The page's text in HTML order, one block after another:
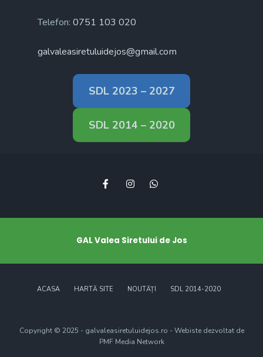
Telefon: 0751 103 020
galvaleasiretuluidejos@gmail.com
SDL 2023 – 2027
SDL 2014 – 2020
GAL Valea Siretului de Jos
ACASA HARTĂ SITE NOUTĂȚI SDL 2014-2020
Copyright © 2025 - galvaleasiretuluidejos.ro - Webiste dezvoltat de
PMF Media Network